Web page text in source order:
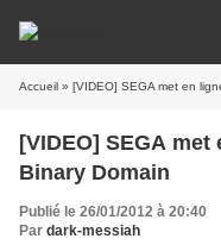
Accueil » [VIDEO] SEGA met en
[VIDEO] SEGA
Binary Domain
Publié le 26/01/2012 à 20:40
Par dark-messiah